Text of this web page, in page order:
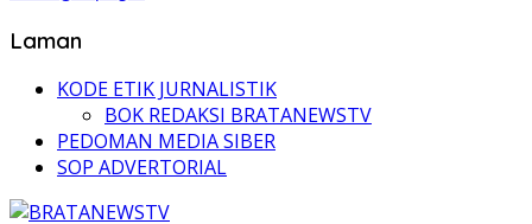
Laman
KODE ETIK JURNALISTIK
BOK REDAKSI BRATANEWSTV
PEDOMAN MEDIA SIBER
SOP ADVERTORIAL